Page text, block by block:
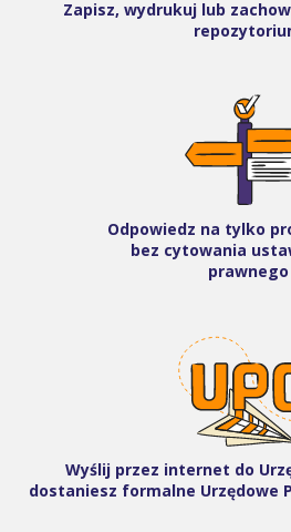
Zapisz, wydrukuj lub
Odpowiedz na tylko
bez cytowania
prawnego
Wyślij przez internet do
dostaniesz formalne Urzędowe